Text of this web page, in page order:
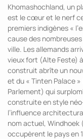
Khomashochland, un
est le cœur et le nerf
premiers indigènes «
cause des
ville. Les allemands
vieux fort (Alte Feste)
construit abrîte un
et du « Tinten Palace
Parlement) qui
construite en style
l’influence
nom actuel, Windhoek
occupèrent le pays en